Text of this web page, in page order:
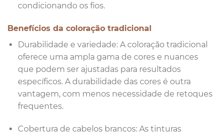
condicionando os fios.
Benefícios da coloração tradicional
Durabilidade e variedade: A coloração tradicional
oferece uma ampla gama de cores e nuances
que podem ser ajustadas para resultados
específicos. A durabilidade das cores é outra
vantagem, com menos necessidade de retoques
frequentes.
Cobertura de cabelos brancos: As tinturas